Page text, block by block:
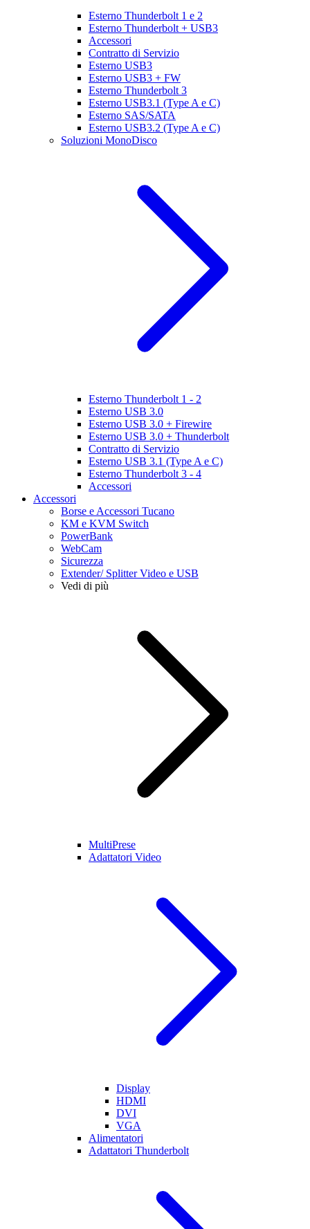
Esterno Thunderbolt 1 e 2
Esterno Thunderbolt + USB3
Accessori
Contratto di Servizio
Esterno USB3
Esterno USB3 + FW
Esterno Thunderbolt 3
Esterno USB3.1 (Type A e C)
Esterno SAS/SATA
Esterno USB3.2 (Type A e C)
Soluzioni MonoDisco
Esterno Thunderbolt 1 - 2
Esterno USB 3.0
Esterno USB 3.0 + Firewire
Esterno USB 3.0 + Thunderbolt
Contratto di Servizio
Esterno USB 3.1 (Type A e C)
Esterno Thunderbolt 3 - 4
Accessori
Accessori
Borse e Accessori Tucano
KM e KVM Switch
PowerBank
WebCam
Sicurezza
Extender/ Splitter Video e USB
Vedi di più
MultiPrese
Adattatori Video
Display
HDMI
DVI
VGA
Alimentatori
Adattatori Thunderbolt